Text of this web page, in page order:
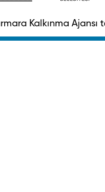
Kalkınma Ajansı